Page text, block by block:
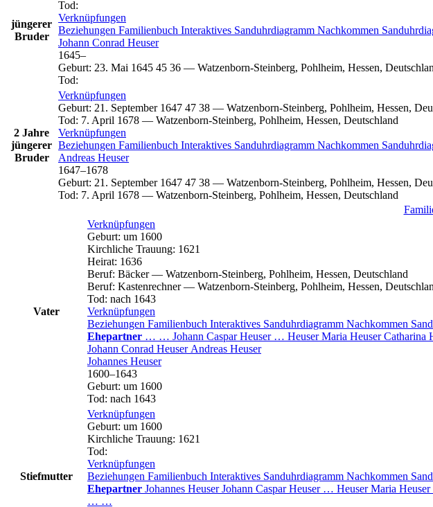
jüngerer
Bruder
Tod:
Verknüpfungen
Beziehungen Familienbuch Interaktives Sanduhrdiagramm Nachkommen
Johann Conrad Heuser
1645–
Geburt: 23. Mai 1645 45 36 — Watzenborn-Steinberg, Pohlheim, Hessen,
Tod:
2 Jahre
jüngerer
Bruder
Verknüpfungen
Geburt: 21. September 1647 47 38 — Watzenborn-Steinberg, Pohlheim, Hessen,
Tod: 7. April 1678 — Watzenborn-Steinberg, Pohlheim, Hessen, Deutschland
Verknüpfungen
Beziehungen Familienbuch Interaktives Sanduhrdiagramm Nachkommen
Andreas Heuser
1647–1678
Geburt: 21. September 1647 47 38 — Watzenborn-Steinberg, Pohlheim, Hessen,
Tod: 7. April 1678 — Watzenborn-Steinberg, Pohlheim, Hessen, Deutschland
Vater
Verknüpfungen
Geburt: um 1600
Kirchliche Trauung: 1621
Heirat: 1636
Beruf: Bäcker— Watzenborn-Steinberg, Pohlheim, Hessen, Deutschland
Beruf: Kastenrechner— Watzenborn-Steinberg, Pohlheim, Hessen,
Tod: nach 1643
Verknüpfungen
Beziehungen Familienbuch Interaktives Sanduhrdiagramm Nachkommen
Ehepartner … … Johann CasparHeuser … Heuser Maria Heuser Catharina
Johann Conrad Heuser Andreas Heuser
Johannes Heuser
1600–1643
Geburt: um 1600
Tod: nach 1643
Stiefmutter
Verknüpfungen
Geburt: um 1600
Kirchliche Trauung: 1621
Tod:
Verknüpfungen
Beziehungen Familienbuch Interaktives Sanduhrdiagramm Nachkommen
Ehepartner Johannes Heuser Johann CasparHeuser … Heuser Maria Heuser
… …